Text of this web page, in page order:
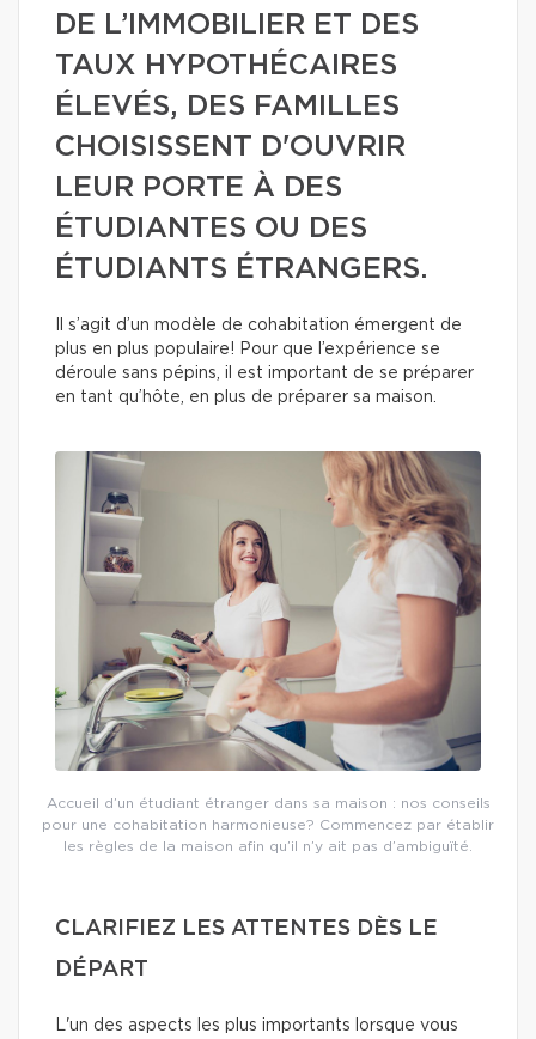
DE L’IMMOBILIER ET DES
TAUX HYPOTHÉCAIRES
ÉLEVÉS, DES FAMILLES
CHOISISSENT D'OUVRIR
LEUR PORTE À DES
ÉTUDIANTES OU DES
ÉTUDIANTS ÉTRANGERS.
Il s’agit d’un modèle de cohabitation émergent de
plus en plus populaire! Pour que l’expérience se
déroule sans pépins, il est important de se préparer
en tant qu’hôte, en plus de préparer sa maison.
Accueil d’un étudiant étranger dans sa maison : nos conseils
pour une cohabitation harmonieuse? Commencez par établir
les règles de la maison afin qu’il n’y ait pas d’ambiguïté.
CLARIFIEZ LES ATTENTES DÈS LE
DÉPART
L'un des aspects les plus importants lorsque vous